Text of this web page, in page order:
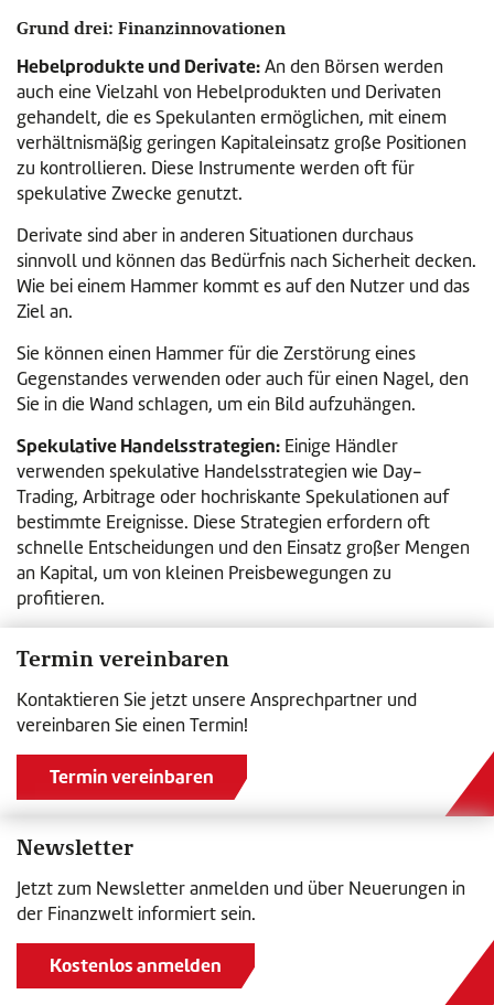
Grund drei: Finanzinnovationen
Hebelprodukte und Derivate:An den Börsen werden
auch eine Vielzahl von Hebelprodukten und Derivaten
gehandelt, die es Spekulanten ermöglichen, mit einem
verhältnismäßig geringen Kapitaleinsatz große Positionen
zu kontrollieren. Diese Instrumente werden oft für
spekulative Zwecke genutzt.
Derivate sind aber in anderen Situationen durchaus
sinnvoll und können das Bedürfnis nach Sicherheit decken.
Wie bei einem Hammer kommt es auf den Nutzer und das
Ziel an.
Sie können einen Hammer für die Zerstörung eines
Gegenstandes verwenden oder auch für einen Nagel, den
Sie in die Wand schlagen, um ein Bild aufzuhängen.
Spekulative Handelsstrategien: Einige Händler
verwenden spekulative Handelsstrategien wie Day-
Trading, Arbitrage oder hochriskante Spekulationen auf
bestimmte Ereignisse. Diese Strategien erfordern oft
schnelle Entscheidungen und den Einsatz großer Mengen
an Kapital, um von kleinen Preisbewegungen zu
profitieren.
Termin vereinbaren
Kontaktieren Sie jetzt unsere Ansprechpartner und
vereinbaren Sie einen Termin!
Termin vereinbaren
Newsletter
Jetzt zum Newsletter anmelden und über Neuerungen in
der Finanzwelt informiert sein.
Kostenlos anmelden